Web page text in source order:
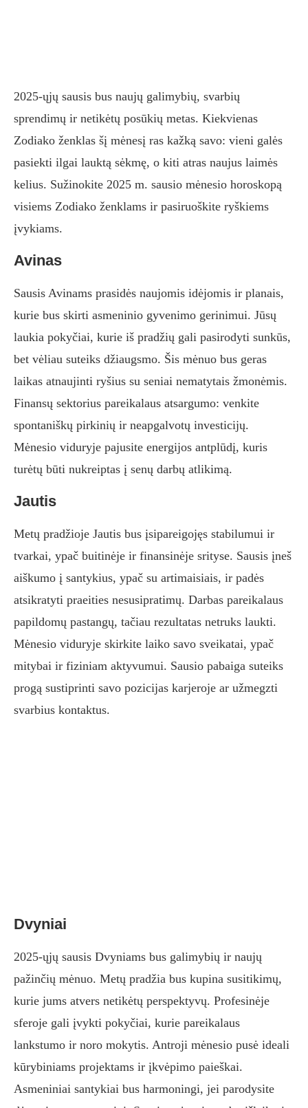
2025-ųjų sausis bus naujų galimybių, svarbių
sprendimų ir netikėtų posūkių metas. Kiekvienas
Zodiako ženklas šį mėnesį ras kažką savo: vieni galės
pasiekti ilgai lauktą sėkmę, o kiti atras naujus laimės
kelius. Sužinokite 2025 m. sausio mėnesio horoskopą
visiems Zodiako ženklams ir pasiruoškite ryškiems
įvykiams.
Avinas
Sausis Avinams prasidės naujomis idėjomis ir planais,
kurie bus skirti asmeninio gyvenimo gerinimui. Jūsų
laukia pokyčiai, kurie iš pradžių gali pasirodyti sunkūs,
bet vėliau suteiks džiaugsmo. Šis mėnuo bus geras
laikas atnaujinti ryšius su seniai nematytais žmonėmis.
Finansų sektorius pareikalaus atsargumo: venkite
spontaniškų pirkinių ir neapgalvotų investicijų.
Mėnesio viduryje pajusite energijos antplūdį, kuris
turėtų būti nukreiptas į senų darbų atlikimą.
Jautis
Metų pradžioje Jautis bus įsipareigojęs stabilumui ir
tvarkai, ypač buitinėje ir finansinėje srityse. Sausis įneš
aiškumo į santykius, ypač su artimaisiais, ir padės
atsikratyti praeities nesusipratimų. Darbas pareikalaus
papildomų pastangų, tačiau rezultatas netruks laukti.
Mėnesio viduryje skirkite laiko savo sveikatai, ypač
mitybai ir fiziniam aktyvumui. Sausio pabaiga suteiks
progą sustiprinti savo pozicijas karjeroje ar užmegzti
svarbius kontaktus.
Dvyniai
2025-ųjų sausis Dvyniams bus galimybių ir naujų
pažinčių mėnuo. Metų pradžia bus kupina susitikimų,
kurie jums atvers netikėtų perspektyvų. Profesinėje
sferoje gali įvykti pokyčiai, kurie pareikalaus
lankstumo ir noro mokytis. Antroji mėnesio pusė ideali
kūrybiniams projektams ir įkvėpimo paieškai.
Asmeniniai santykiai bus harmoningi, jei parodysite